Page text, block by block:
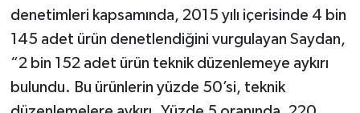
denetimleri kapsamında, 2015 yılı içerisinde 4 bin
145 adet ürün denetlendiğini vurgulayan Saydan,
“2 bin 152 adet ürün teknik düzenlemeye aykırı
bulundu. Bu ürünlerin yüzde 50’si, teknik